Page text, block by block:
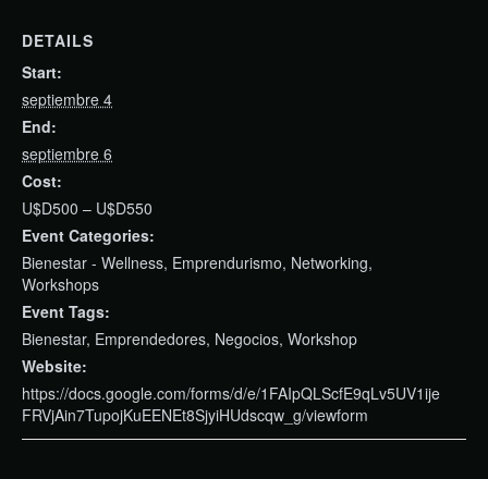
DETAILS
Start:
septiembre 4
End:
septiembre 6
Cost:
U$D500 – U$D550
Event Categories:
Bienestar - Wellness, Emprendurismo, Networking,
Workshops
Event Tags:
Bienestar, Emprendedores, Negocios, Workshop
Website:
https://docs.google.com/forms/d/e/1FAIpQLScfE9qLv5UV1ije
FRVjAin7TupojKuEENEt8SjyiHUdscqw_g/viewform